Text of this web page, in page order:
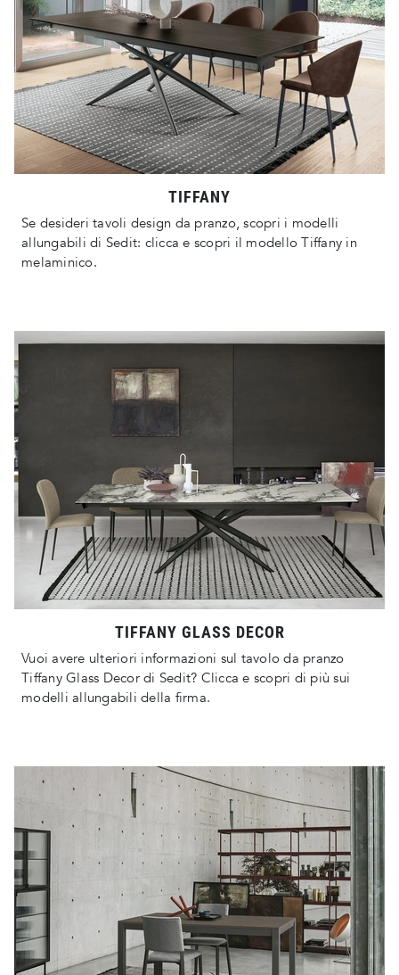
TIFFANY
Se desideri tavoli design da pranzo, scopri i modelli
allungabili di Sedit: clicca e scopri il modello Tiffany in
melaminico.
TIFFANY GLASS DECOR
Vuoi avere ulteriori informazioni sul tavolo da pranzo
Tiffany Glass Decor di Sedit? Clicca e scopri di più sui
modelli allungabili della firma.